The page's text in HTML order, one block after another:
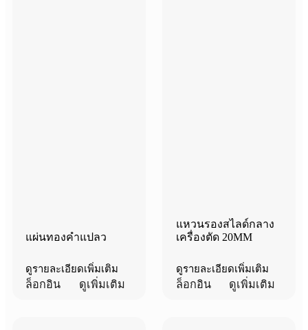
แผ่นทองคำแปลว
ดูรายละเอียดเพิ่มเติม
ล็อกอิน ดูเพิ่มเติม
แหวนรองสไลด์กลาง
เครื่องตัด 20MM
ดูรายละเอียดเพิ่มเติม
ล็อกอิน ดูเพิ่มเติม